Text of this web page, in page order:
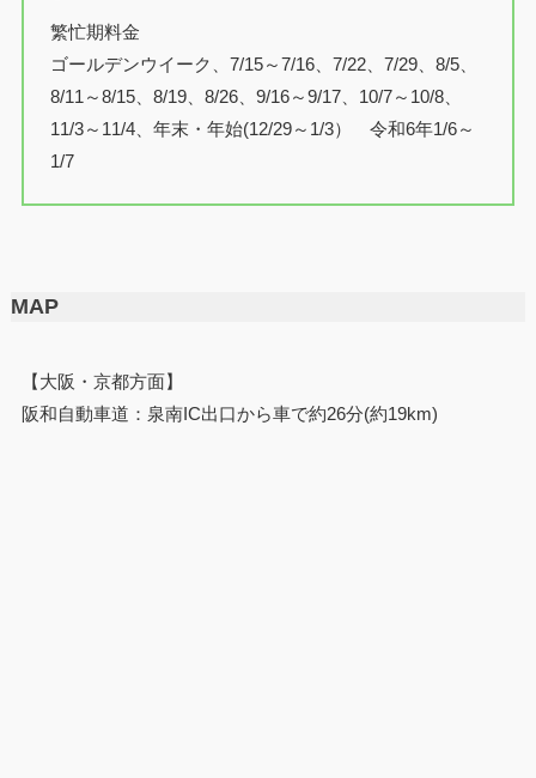
繁忙期料金
ゴールデンウイーク、7/15～7/16、7/22、7/29、8/5、
8/11～8/15、8/19、8/26、9/16～9/17、10/7～10/8、
11/3～11/4、年末・年始(12/29～1/3） 令和6年1/6～
1/7
MAP
【大阪・京都方面】
阪和自動車道：泉南IC出口から車で約26分(約19km)